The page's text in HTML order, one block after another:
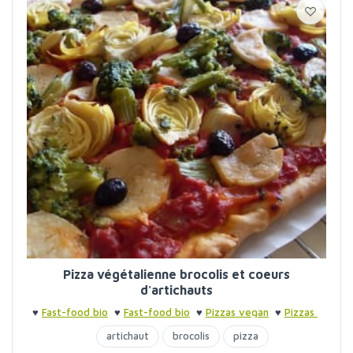
Pizza végétalienne brocolis et coeurs
d'artichauts
♥ Fast-food bio ♥ Fast-food bio ♥ Pizzas vegan ♥ Pizzas
artichaut
brocolis pizza